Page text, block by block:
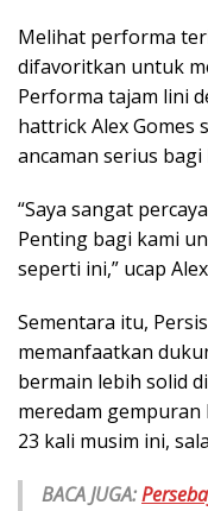
Melihat performa
difavoritkan untuk
Performa tajam lini
hattrick Alex Gomes
ancaman serius bagi
“Saya sangat
Penting bagi kami
seperti ini,” ucap
Sementara itu,
memanfaatkan
bermain lebih solid
meredam
23 kali musim ini,
BACA JUGA: